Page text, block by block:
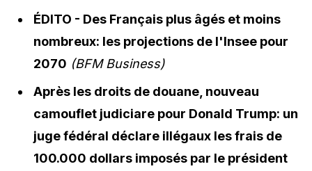
ÉDITO - Des Français plus âgés et moins
nombreux: les projections de l'Insee pour
2070 (BFM Business)
Après les droits de douane, nouveau
camouflet judiciare pour Donald Trump: un
juge fédéral déclare illégaux les frais de
100.000 dollars imposés par le président